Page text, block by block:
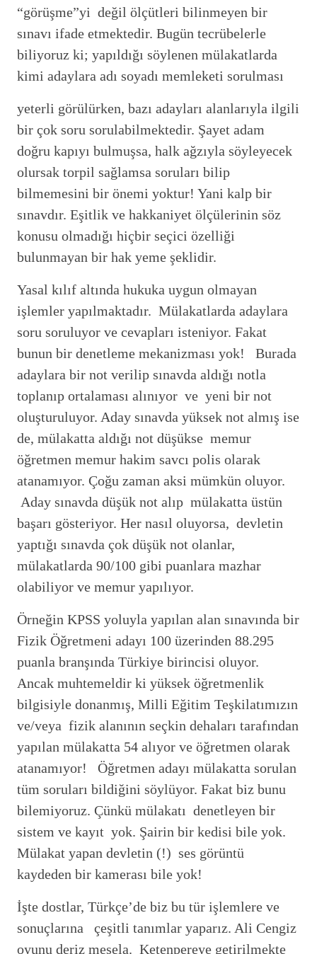
“görüşme”yi değil ölçütleri bilinmeyen bir
sınavı ifade etmektedir. Bugün tecrübelerle
biliyoruz ki; yapıldığı söylenen mülakatlarda
kimi adaylara adı soyadı memleketi sorulması
yeterli görülürken, bazı adayları alanlarıyla ilgili
bir çok soru sorulabilmektedir. Şayet adam
doğru kapıyı bulmuşsa, halk ağzıyla söyleyecek
olursak torpil sağlamsa soruları bilip
bilmemesini bir önemi yoktur! Yani kalp bir
sınavdır. Eşitlik ve hakkaniyet ölçülerinin söz
konusu olmadığı hiçbir seçici özelliği
bulunmayan bir hak yeme şeklidir.
Yasal kılıf altında hukuka uygun olmayan
işlemler yapılmaktadır. Mülakatlarda adaylara
soru soruluyor ve cevapları isteniyor. Fakat
bunun bir denetleme mekanizması yok! Burada
adaylara bir not verilip sınavda aldığı notla
toplanıp ortalaması alınıyor ve yeni bir not
oluşturuluyor. Aday sınavda yüksek not almış ise
de, mülakatta aldığı not düşükse memur
öğretmen memur hakim savcı polis olarak
atanamıyor. Çoğu zaman aksi mümkün oluyor.
Aday sınavda düşük not alıp mülakatta üstün
başarı gösteriyor. Her nasıl oluyorsa, devletin
yaptığı sınavda çok düşük not olanlar,
mülakatlarda 90/100 gibi puanlara mazhar
olabiliyor ve memur yapılıyor.
Örneğin KPSS yoluyla yapılan alan sınavında bir
Fizik Öğretmeni adayı 100 üzerinden 88.295
puanla branşında Türkiye birincisi oluyor.
Ancak muhtemeldir ki yüksek öğretmenlik
bilgisiyle donanmış, Milli Eğitim Teşkilatımızın
ve/veya fizik alanının seçkin dehaları tarafından
yapılan mülakatta 54 alıyor ve öğretmen olarak
atanamıyor! Öğretmen adayı mülakatta sorulan
tüm soruları bildiğini söylüyor. Fakat biz bunu
bilemiyoruz. Çünkü mülakatı denetleyen bir
sistem ve kayıt yok. Şairin bir kedisi bile yok.
Mülakat yapan devletin (!) ses görüntü
kaydeden bir kamerası bile yok!
İşte dostlar, Türkçe’de biz bu tür işlemlere ve
sonuçlarına çeşitli tanımlar yaparız. Ali Cengiz
oyunu deriz mesela. Ketenpereye getirilmekte